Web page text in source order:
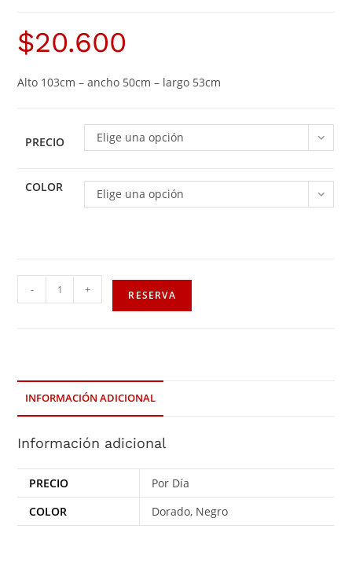
$20.600
Alto 103cm – ancho 50cm – largo 53cm
PRECIO Elige una opción
COLOR Elige una opción
- + RESERVA
INFORMACIÓN ADICIONAL
Información adicional
PRECIO
Por Día
COLOR
Dorado, Negro